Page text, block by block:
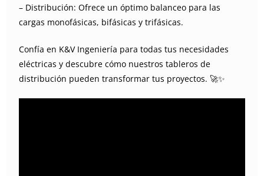
– Distribución: Ofrece un óptimo balanceo para las
cargas monofásicas, bifásicas y trifásicas.
Confía en K&V Ingeniería para todas tus necesidades
eléctricas y descubre cómo nuestros tableros de
distribución pueden transformar tus proyectos. 🚀✨